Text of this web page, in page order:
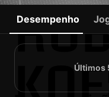
Desempenho
Últimos